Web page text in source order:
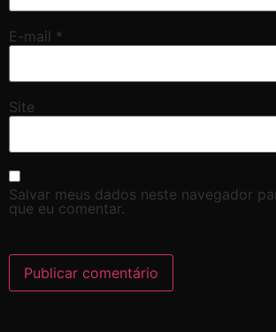
E-mail *
Site
Salvar meus dados neste navegador
que eu comentar.